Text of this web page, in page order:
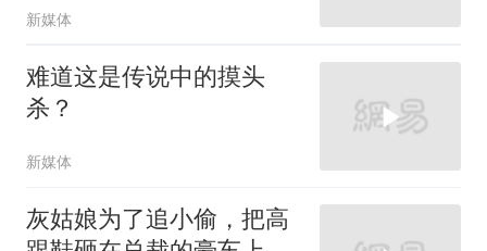
新媒体
难道这是传说中的摸头
杀？
新媒体
灰姑娘为了追小偷，把高